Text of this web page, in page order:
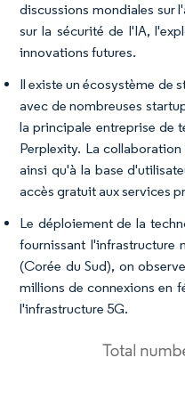
discussions mondiales sur
sur la sécurité de l'IA,
innovations futures.
Il existe un écosystème de
avec de nombreuses
la principale entreprise de
Perplexity. La
ainsi qu'à la base
accès gratuit aux services
Le déploiement de la
fournissant l'infrastructure
(Corée du Sud), on
millions de connexions en
l'infrastructure 5G.